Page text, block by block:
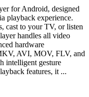
for Android, designed
playback experience.
cast to your TV, or listen
handles all video
hardware
AVI, MOV, FLV, and
intelligent gesture
features, it ...